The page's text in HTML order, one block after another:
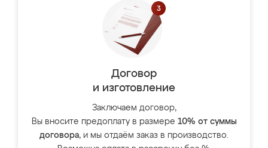
Договор
и изготовление
Заключаем договор,
Вы вносите предоплату в размере 10% от суммы
договора, и мы отдаём заказ в производство.